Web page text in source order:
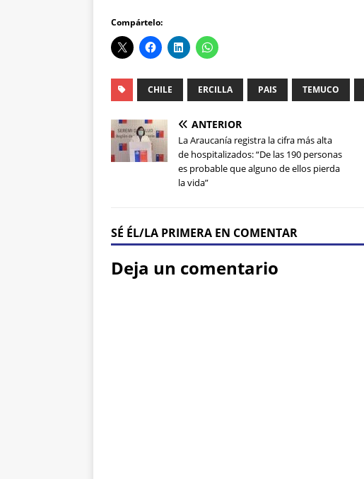
Compártelo:
CHILE ERCILLA PAIS TEMUCO
ANTERIOR
La Araucanía registra la cifra más alta
de hospitalizados: “De las 190 personas
es probable que alguno de ellos pierda
la vida”
SÉ ÉL/LA PRIMERA EN COMENTAR
Deja un comentario